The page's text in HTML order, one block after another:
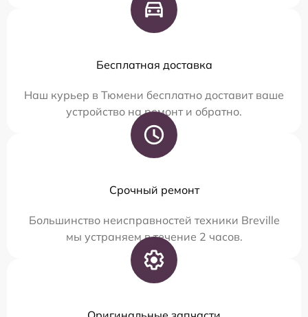
Бесплатная доставка
Наш курьер в Тюмени бесплатно доставит ваше
устройство на ремонт и обратно.
Срочный ремонт
Большинство неисправностей техники Breville
мы устраняем в течение 2 часов.